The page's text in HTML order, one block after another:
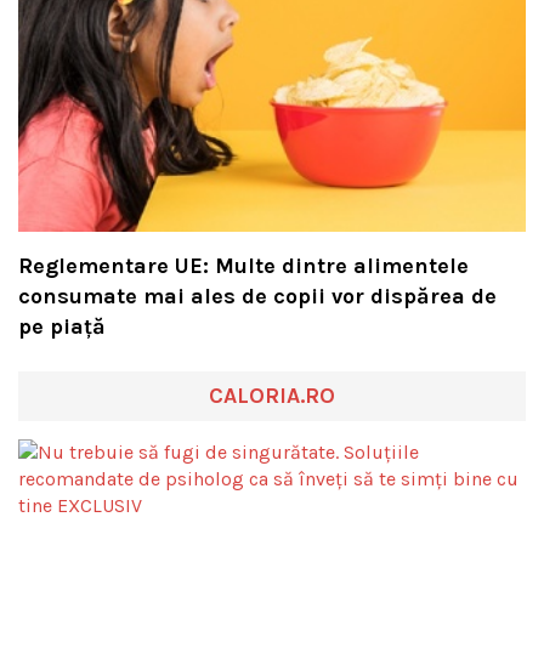
Reglementare UE: Multe dintre alimentele
consumate mai ales de copii vor dispărea de
pe piață
CALORIA.RO